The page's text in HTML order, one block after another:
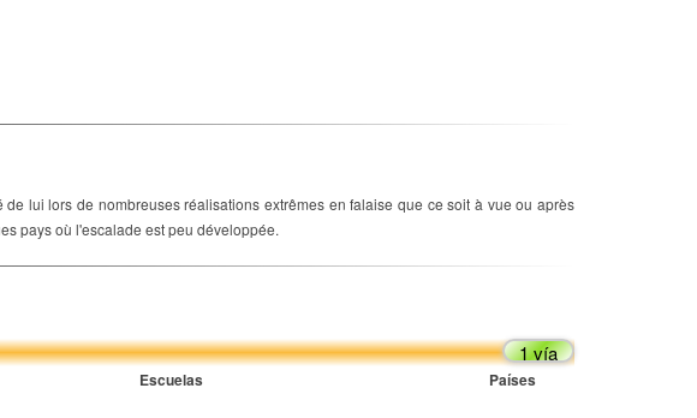
lui lors de nombreuses réalisations extrêmes en falaise que ce soit à vue ou après
pays où l'escalade est peu développée.
1 vía
Escuelas Países